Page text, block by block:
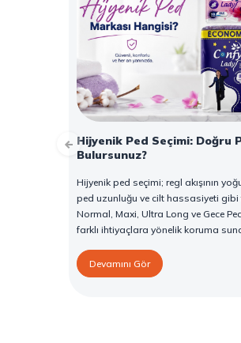
Hijyenik Ped Seçimi: Doğru
Bulursunuz?
Hijyenik ped seçimi; regl akışının
ped uzunluğu ve cilt hassasiyeti gibi
Normal, Maxi, Ultra Long ve Gece
farklı ihtiyaçlara yönelik koruma
hijyenik ped çeşitleri, seçim kriterleri
pedlerin sunduğu koruma özellikleri
Devamını Gör